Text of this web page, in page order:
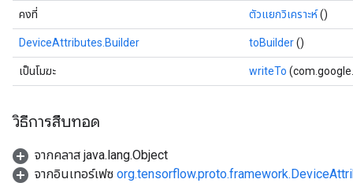
คงที่ ตัวแยกวิเคราะห์()
DeviceAttributes.Builder toBuilder()
เป็นโมฆะ writeTo
วิธีการสืบทอด
จากคลาส java.lang.Object
จากอินเทอร์เฟซ